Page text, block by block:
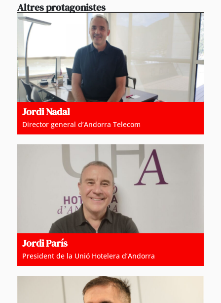
Altres protagonistes
Jordi Nadal
Director general d’Andorra Telecom
Jordi París
President de la Unió Hotelera d’Andorra